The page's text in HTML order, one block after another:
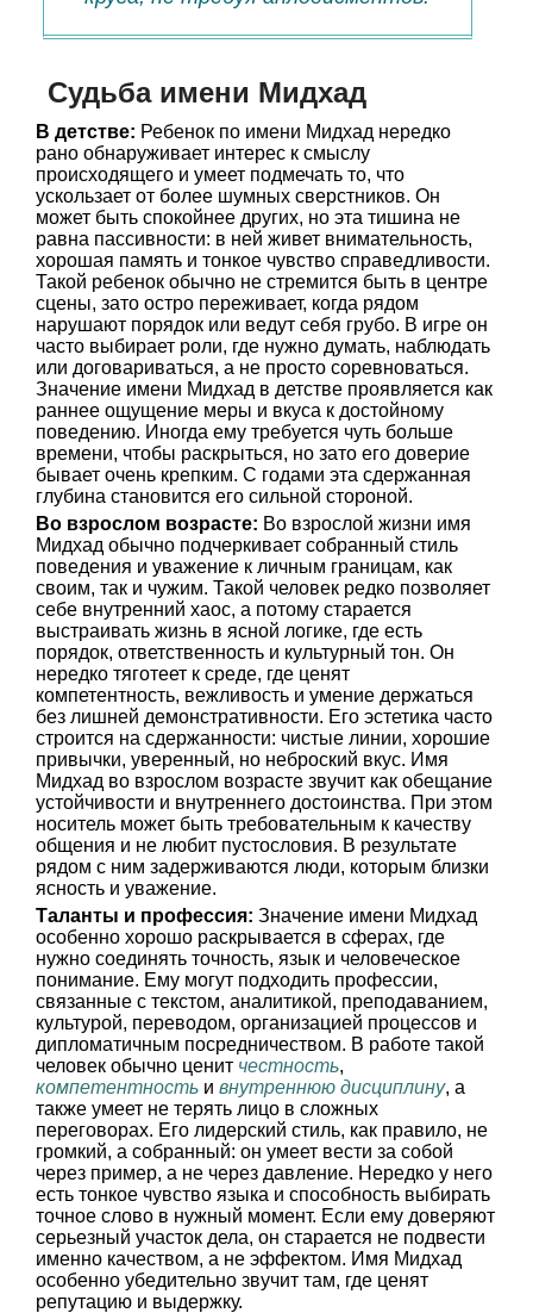
Судьба имени Мидхад
В детстве: Ребенок по имени Мидхад нередко
рано обнаруживает интерес к смыслу
происходящего и умеет подмечать то, что
ускользает от более шумных сверстников. Он
может быть спокойнее других, но эта тишина не
равна пассивности: в ней живет внимательность,
хорошая память и тонкое чувство справедливости.
Такой ребенок обычно не стремится быть в центре
сцены, зато остро переживает, когда рядом
нарушают порядок или ведут себя грубо. В игре он
часто выбирает роли, где нужно думать, наблюдать
или договариваться, а не просто соревноваться.
Значение имени Мидхад в детстве проявляется как
раннее ощущение меры и вкуса к достойному
поведению. Иногда ему требуется чуть больше
времени, чтобы раскрыться, но зато его доверие
бывает очень крепким. С годами эта сдержанная
глубина становится его сильной стороной.
Во взрослом возрасте: Во взрослой жизни имя
Мидхад обычно подчеркивает собранный стиль
поведения и уважение к личным границам, как
своим, так и чужим. Такой человек редко позволяет
себе внутренний хаос, а потому старается
выстраивать жизнь в ясной логике, где есть
порядок, ответственность и культурный тон. Он
нередко тяготеет к среде, где ценят
компетентность, вежливость и умение держаться
без лишней демонстративности. Его эстетика часто
строится на сдержанности: чистые линии, хорошие
привычки, уверенный, но неброский вкус. Имя
Мидхад во взрослом возрасте звучит как обещание
устойчивости и внутреннего достоинства. При этом
носитель может быть требовательным к качеству
общения и не любит пустословия. В результате
рядом с ним задерживаются люди, которым близки
ясность и уважение.
Таланты и профессия: Значение имени Мидхад
особенно хорошо раскрывается в сферах, где
нужно соединять точность, язык и человеческое
понимание. Ему могут подходить профессии,
связанные с текстом, аналитикой, преподаванием,
культурой, переводом, организацией процессов и
дипломатичным посредничеством. В работе такой
человек обычно ценит честность,
компетентность и внутреннюю дисциплину, а
также умеет не терять лицо в сложных
переговорах. Его лидерский стиль, как правило, не
громкий, а собранный: он умеет вести за собой
через пример, а не через давление. Нередко у него
есть тонкое чувство языка и способность выбирать
точное слово в нужный момент. Если ему доверяют
серьезный участок дела, он старается не подвести
именно качеством, а не эффектом. Имя Мидхад
особенно убедительно звучит там, где ценят
репутацию и выдержку.